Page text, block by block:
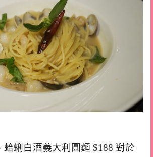
蛤蜊白酒義大利圓麵 $188 對於